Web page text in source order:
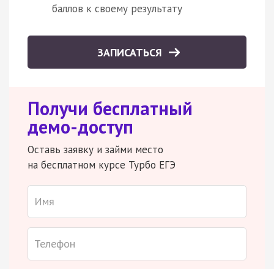
баллов к своему результату
ЗАПИСАТЬСЯ
Получи бесплатный
демо-доступ
Оставь заявку и займи место
на бесплатном курсе Турбо ЕГЭ